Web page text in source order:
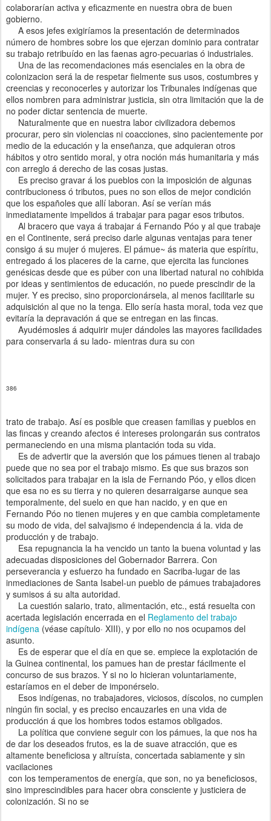
colaborarían activa y eficazmente en nuestra obra de buen
gobierno.
A esos jefes exigiríamos la presentación de determinados
número de hombres sobre los que ejerzan dominio para contratar
su trabajo retribuído en las faenas agro-pecuarias ó industriales.
Una de las recomendaciones más esenciales en la obra de
colonizacion será la de respetar fielmente sus usos, costumbres y
creencias y reconocerles y autorizar los Tribunales indígenas que
ellos nombren para administrar justicia, sin otra limitación que la de
no poder dictar sentencia de muerte.
Naturalmente que en nuestra labor civilizadora debemos
procurar, pero sin violencias ni coacciones, sino pacientemente por
medio de la educación y la enseñanza, que adquieran otros
hábitos y otro sentido moral, y otra noción más humanitaria y más
con arreglo á derecho de las cosas justas.
Es preciso gravar á los pueblos con la imposición de algunas
contribucioness ó tributos, pues no son ellos de mejor condición
que los españoles que allí laboran. Así se verían más
inmediatamente impelidos á trabajar para pagar esos tributos.
Al bracero que vaya á trabajar á Fernando Póo y al que trabaje
en el Continente, será preciso darle algunas ventajas para tener
consigo á su mujer ó mujeres. El pámue~ ás materia que espíritu,
entregado á los placeres de la carne, que ejercita las funciones
genésicas desde que es púber con una libertad natural no cohibida
por ideas y sentimientos de educación, no puede prescindir de la
mujer. Y es preciso, sino proporcionársela, al menos facilitarle su
adquisición al que no la tenga. Ello sería hasta moral, toda vez que
evitaría la depravación á que se entregan en las fincas.
Ayudémosles á adquirir mujer dándoles las mayores facilidades
para conservarla á su lado- mientras dura su con
386
trato de trabajo. Así es posible que creasen familias y pueblos en
las fincas y creando afectos é intereses prolongarán sus contratos
permaneciendo en una misma plantación toda su vida.
Es de advertir que la aversión que los pámues tienen al trabajo
puede que no sea por el trabajo mismo. Es que sus brazos son
solicitados para trabajar en la isla de Fernando Póo, y ellos dicen
que esa no es su tierra y no quieren desarraigarse aunque sea
temporalmente, del suelo en que han nacido, y en que en
Fernando Póo no tienen mujeres y en que cambia completamente
su modo de vida, del salvajismo é independencia á la. vida de
producción y de trabajo.
Esa repugnancia la ha vencido un tanto la buena voluntad y las
adecuadas disposiciones del Gobernador Barrera. Con
perseverancia y esfuerzo ha fundado en Sacriba-lugar de las
inmediaciones de Santa Isabel-un pueblo de pámues trabajadores
y sumisos á su alta autoridad.
La cuestión salario, trato, alimentación, etc., está resuelta con
acertada legislación encerrada en el Reglamento del trabajo
indígena (véase capítulo· XIII), y por ello no nos ocupamos del
asunto.
Es de esperar que el día en que se. empiece la explotación de
la Guinea continental, los pamues han de prestar fácilmente el
concurso de sus brazos. Y si no lo hicieran voluntariamente,
estaríamos en el deber de imponérselo.
Esos indígenas, no trabajadores, viciosos, díscolos, no cumplen
ningún fin social, y es preciso encauzarles en una vida de
producción á que los hombres todos estamos obligados.
La política que conviene seguir con los pámues, la que nos ha
de dar los deseados frutos, es la de suave atracción, que es
altamente beneficiosa y altruísta, concertada sabiamente y sin
vacilaciones
con los temperamentos de energía, que son, no ya beneficiosos,
sino imprescindibles para hacer obra consciente y justiciera de
colonización. Si no se